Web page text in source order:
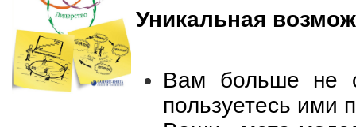
Уникальная
Вам больше не
пользуетесь ими